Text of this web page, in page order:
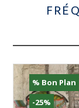
% Bon Plan
-25%